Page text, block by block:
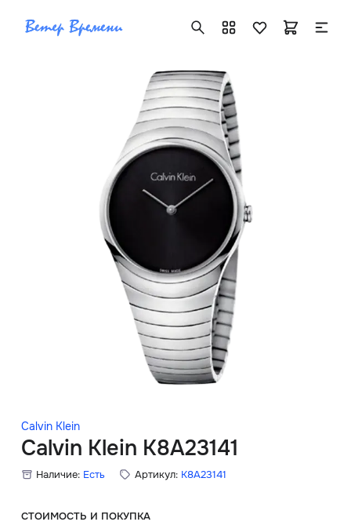
Calvin Klein
Calvin Klein K8A23141
Наличие: Есть Артикул: K8A23141
СТОИМОСТЬ И ПОКУПКА
+7 ( 705 ) 181-42-50
info@vetervremeni.kz
Авторизация
Каталог
Мужские часы
Женские часы
Скидки
Главная
О нас